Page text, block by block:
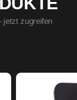
jetzt zugreifen